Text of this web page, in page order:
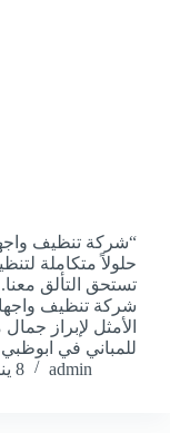
“شركة تنظيف
حلولاً متكاملة
تستحق التألق معنا.
شركة تنظيف
الأمثل لإبراز
للمباني في
admin
8 يناير، 2025